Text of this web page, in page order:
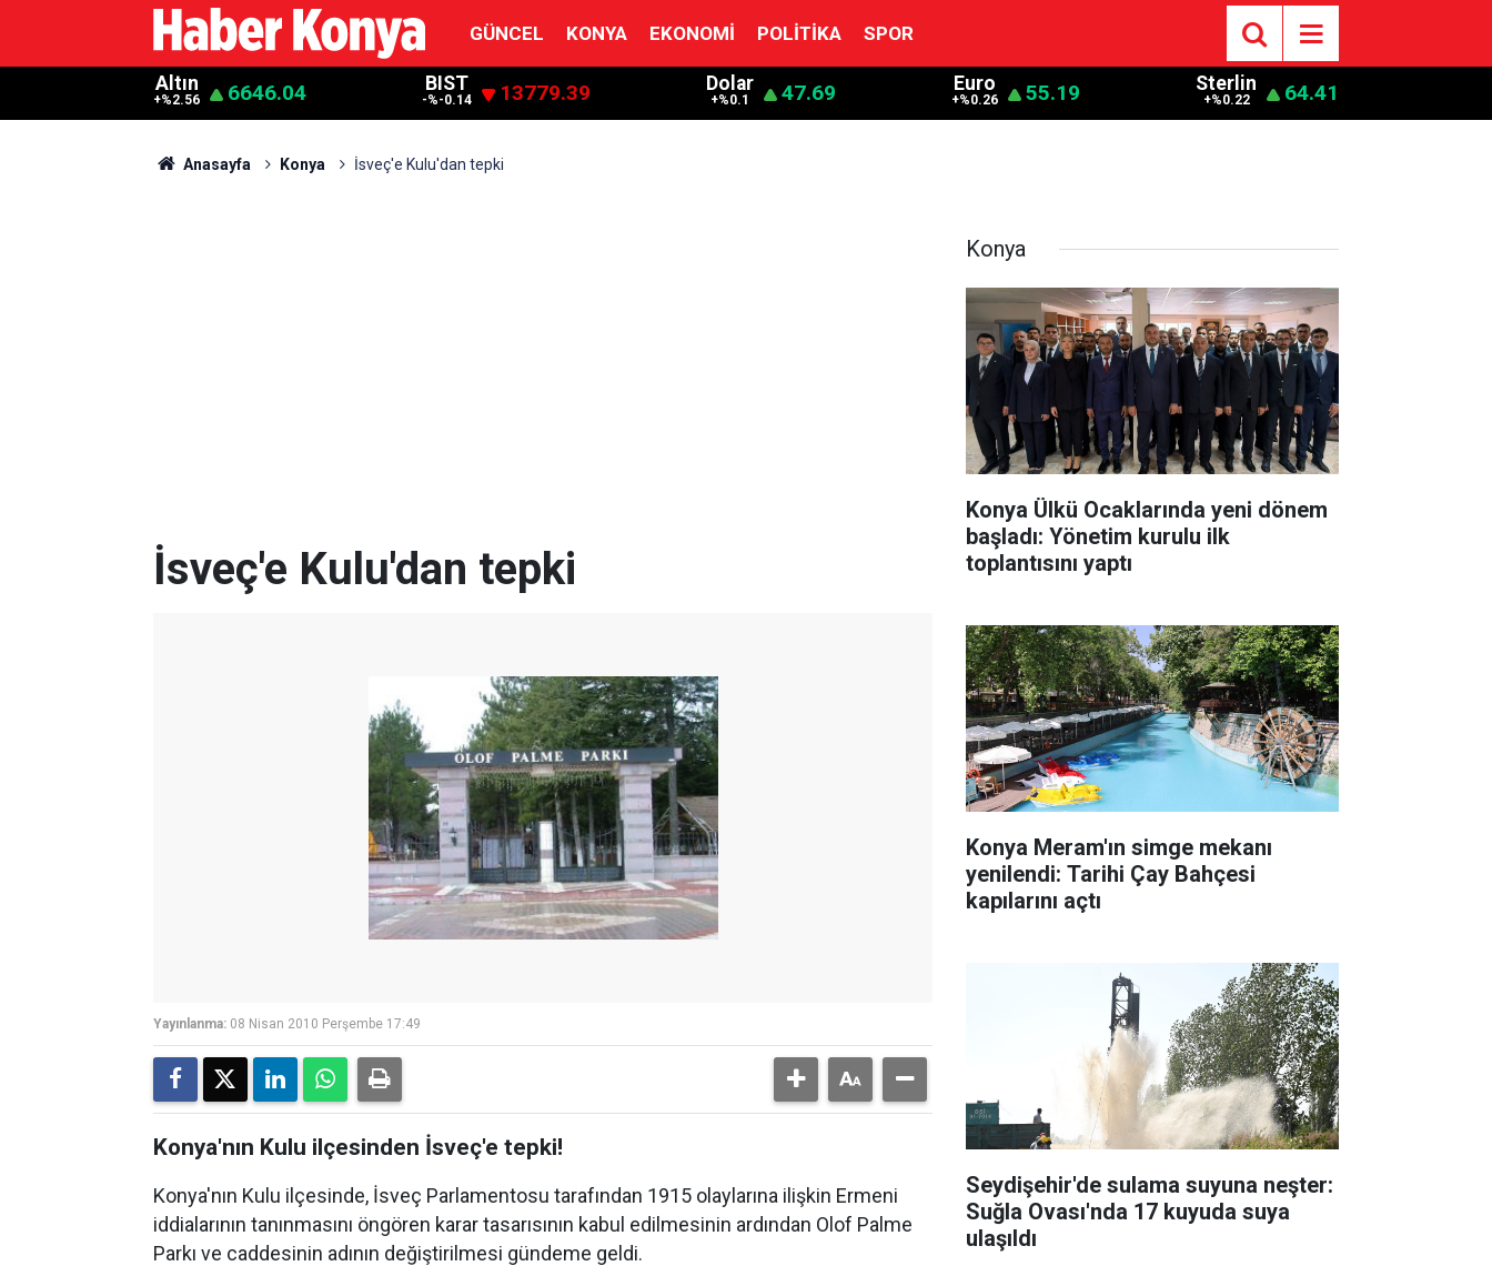
GÜNCEL KONYA EKONOMI POLITIKA SPOR
Altın
+%2.56 6646.04 BIST
-%-0.14 13779.39 Dolar
+%0.1 47.69 Euro
+%0.26 55.19 Sterlin
+%0.22 64.41
Anasayfa Konya İsveç'e Kulu'dan tepki
İsveç'e Kulu'dan tepki
Yayınlanma: 08 Nisan 2010 Perşembe 17:49
Konya'nın Kulu ilçesinden İsveç'e tepki!
Konya'nın Kulu ilçesinde, İsveç Parlamentosu tarafından 1915 olaylarına ilişkin Ermeni
iddialarının tanınmasını öngören karar tasarısının kabul edilmesinin ardından Olof Palme
Parkı ve caddesinin adının değiştirilmesi gündeme geldi.
Konya
Konya Ülkü Ocaklarında yeni dönem
başladı: Yönetim kurulu ilk
toplantısını yaptı
Konya Meram'ın simge mekanı
yenilendi: Tarihi Çay Bahçesi
kapılarını açtı
Seydişehir'de sulama suyuna neşter:
Suğla Ovası'nda 17 kuyuda suya
ulaşıldı